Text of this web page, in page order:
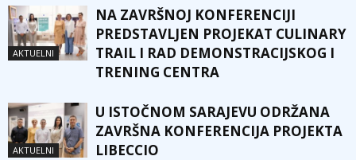
AKTUELNI
NA ZAVRŠNOJ KONFERENCIJI
PREDSTAVLJEN PROJEKAT CULINARY
TRAIL I RAD DEMONSTRACIJSKOG I
TRENING CENTRA
AKTUELNI
U ISTOČNOM SARAJEVU ODRŽANA
ZAVRŠNA KONFERENCIJA PROJEKTA
LIBECCIO